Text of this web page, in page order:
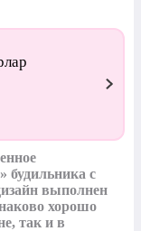
будильника с
выполнен
хорошо
так и в